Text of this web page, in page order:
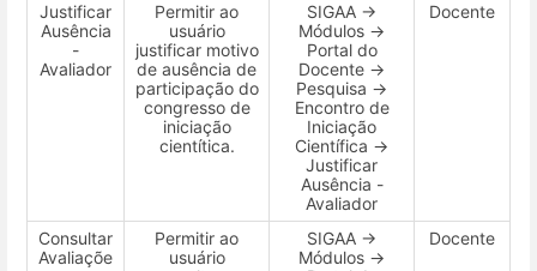
Justificar
Ausência
-
Avaliador
Permitir ao
usuário
justificar motivo
de ausência de
participação do
congresso de
iniciação
cientítica.
SIGAA →
Módulos →
Portal do
Docente →
Pesquisa →
Encontro de
Iniciação
Científica →
Justificar
Ausência -
Avaliador
Docente
Consultar
Avaliaçõe
Permitir ao
usuário
SIGAA →
Módulos →
Docente